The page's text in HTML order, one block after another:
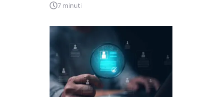
7 minuti